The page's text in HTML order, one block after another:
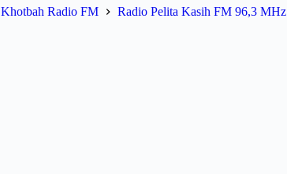
Khotbah Radio FM Radio Pelita Kasih FM 96,3 MHz